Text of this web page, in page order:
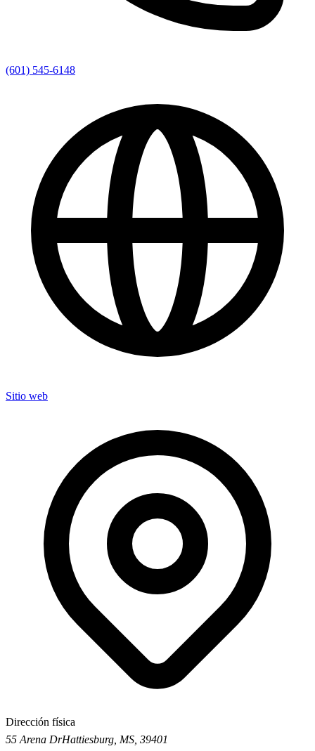
(601) 545-6148
Sitio web
Dirección física
55 Arena DrHattiesburg, MS, 39401